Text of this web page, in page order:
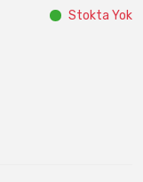
Stokta Yok